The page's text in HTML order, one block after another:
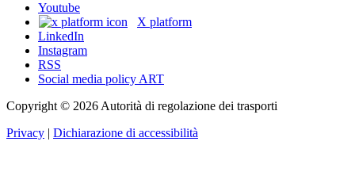
Youtube
X platform
LinkedIn
Instagram
RSS
Social media policy ART
Copyright © 2026 Autorità di regolazione dei trasporti
Privacy | Dichiarazione di accessibilità